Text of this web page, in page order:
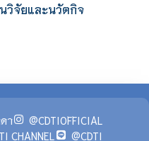
วิจัยและนวัตกิจ
า
@CDTIOFFICIAL
CHANNEL
@CDTI